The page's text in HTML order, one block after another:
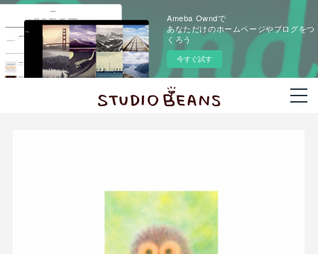
Ameba Owndで
あなただけのホームページやブログをつ
くろう
今すぐ試す